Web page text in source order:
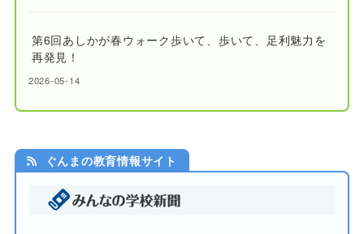
第6回あしかが春ウォーク歩いて、歩いて、足利魅力を
再発見！
2026-05-14
ぐんまの教育情報サイト